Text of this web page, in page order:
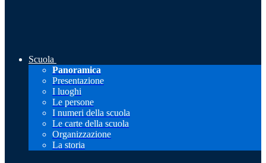
Scuola
Panoramica
Presentazione
I luoghi
Le persone
I numeri della scuola
Le carte della scuola
Organizzazione
La storia